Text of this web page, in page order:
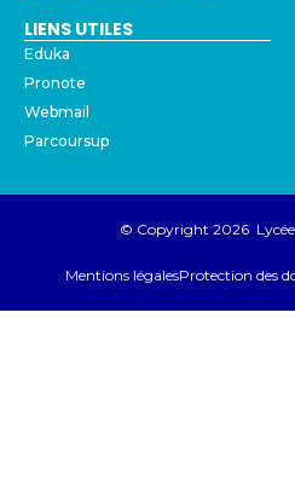
LIENS UTILES
Eduka
Pronote
Webmail
Parcoursup
© Copyright 2026 Lycée
Mentions légalesProtection des